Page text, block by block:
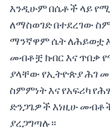
እንዲሁም በሴቶች ላይ
ለማስወገድ በተደረገው
ማንኛዋም ሴት ለሕይወቷ
መብቶቿ ክብር እና ጥበቃ
ያላቸው የኢትዮጵያ ሕገ
ስምምነት እና የአፍሪካ
ድንጋጌዎች እነዚሁ
ያረጋግጣሉ።